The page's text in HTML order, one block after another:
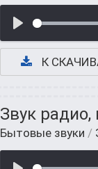
К
Звук
Бытовые звуки /